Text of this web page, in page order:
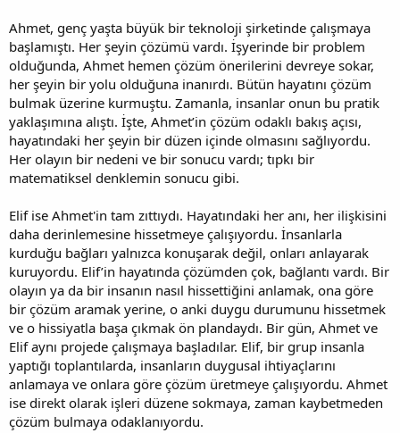
Ahmet, genç yaşta büyük bir teknoloji şirketinde çalışmaya
başlamıştı. Her şeyin çözümü vardı. İşyerinde bir problem
olduğunda, Ahmet hemen çözüm önerilerini devreye sokar,
her şeyin bir yolu olduğuna inanırdı. Bütün hayatını çözüm
bulmak üzerine kurmuştu. Zamanla, insanlar onun bu pratik
yaklaşımına alıştı. İşte, Ahmet’in çözüm odaklı bakış açısı,
hayatındaki her şeyin bir düzen içinde olmasını sağlıyordu.
Her olayın bir nedeni ve bir sonucu vardı; tıpkı bir
matematiksel denklemin sonucu gibi.
Elif ise Ahmet'in tam zıttıydı. Hayatındaki her anı, her ilişkisini
daha derinlemesine hissetmeye çalışıyordu. İnsanlarla
kurduğu bağları yalnızca konuşarak değil, onları anlayarak
kuruyordu. Elif’in hayatında çözümden çok, bağlantı vardı. Bir
olayın ya da bir insanın nasıl hissettiğini anlamak, ona göre
bir çözüm aramak yerine, o anki duygu durumunu hissetmek
ve o hissiyatla başa çıkmak ön plandaydı. Bir gün, Ahmet ve
Elif aynı projede çalışmaya başladılar. Elif, bir grup insanla
yaptığı toplantılarda, insanların duygusal ihtiyaçlarını
anlamaya ve onlara göre çözüm üretmeye çalışıyordu. Ahmet
ise direkt olarak işleri düzene sokmaya, zaman kaybetmeden
çözüm bulmaya odaklanıyordu.